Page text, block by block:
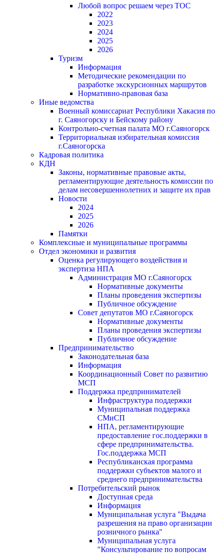
Любой вопрос решаем через ТОС
2022
2023
2024
2025
2026
Туризм
Информация
Методические рекомендации по
разработке экскурсионных маршрутов
Нормативно-правовая база
Иные ведомства
Военный комиссариат Республики Хакасия по
г. Саяногорску и Бейскому району
Контрольно-счетная палата МО г.Саяногорск
Территориальная избирательная комиссия
г.Саяногорска
Кадровая политика
КДН
Законы, нормативные правовые акты,
регламентирующие деятельность комиссии по
делам несовершеннолетних и защите их прав
Новости
2024
2025
2026
Памятки
Комплексные и муниципальные программы
Отдел экономики и развития
Оценка регулирующего воздействия и
экспертиза НПА
Администрация МО г.Саяногорск
Нормативные документы
Планы проведения экспертизы
Публичное обсуждение
Совет депутатов МО г.Саяногорск
Нормативные документы
Планы проведения экспертизы
Публичное обсуждение
Предпринимательство
Законодательная база
Информация
Координационный Совет по развитию
МСП
Поддержка предпринимателей
Инфраструктура поддержки
Муниципальная поддержка
СМиСП
НПА, регламентирующие
предоставление гос.поддержки в
сфере предпринимательства.
Гос.поддержка МСП
Республиканская программа
поддержки субъектов малого и
среднего предпринимательства
Потребительский рынок
Доступная среда
Информация
Муниципальная услуга "Выдача
разрешения на право организации
розничного рынка"
Муниципальная услуга
"Консультирование по вопросам